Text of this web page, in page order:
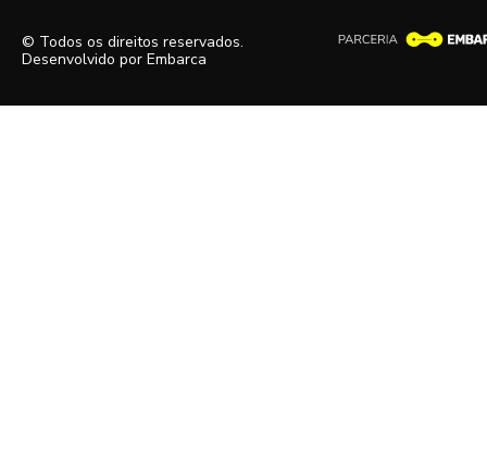
© Todos os direitos reservados.
Desenvolvido por Embarca